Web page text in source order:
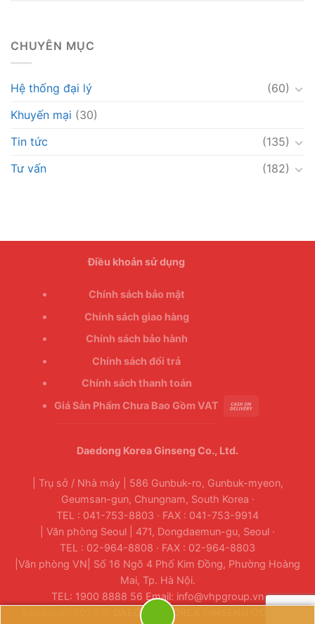
CHUYÊN MỤC
Hệ thống đại lý
(60)
Khuyến mại (30)
Tin tức
(135)
Tư vấn
(182)
Điều khoản sử dụng
Chính sách bảo mật
Chính sách giao hàng
Chính sách bảo hành
Chính sách đổi trả
Chính sách thanh toán
Giá Sản Phẩm Chưa Bao Gồm VAT
Daedong Korea Ginseng Co., Ltd.
| Trụ sở / Nhà máy | 586 Gunbuk-ro, Gunbuk-myeon,
Geumsan-gun, Chungnam, South Korea ·
TEL : 041-753-8803 · FAX : 041-753-9914
| Văn phòng Seoul | 471, Dongdaemun-gu, Seoul ·
TEL : 02-964-8808 · FAX : 02-964-8803
|Văn phòng VN| Số 16 Ngõ 4 Phố Kim Đồng, Phường Hoàng
Mai, Tp. Hà Nội.
TEL: 1900 8888 56 Email: info@vhpgroup.vn
DAEDONG KOREA GINSENG CO., LTD.